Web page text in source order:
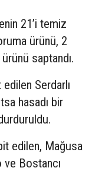
21’i temiz
ürünü, 2
saptandı.
Serdarlı
hasadı bir
edilen, Mağusa
Bostancı